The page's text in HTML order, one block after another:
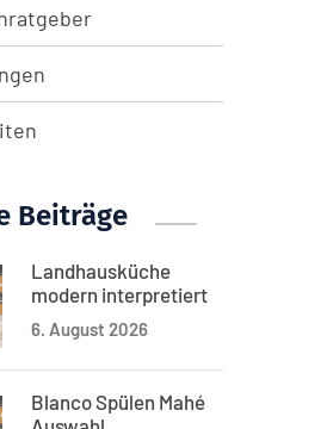
Beiträge
Landhausküche
modern interpretiert
6. August 2026
Blanco Spülen Mahé